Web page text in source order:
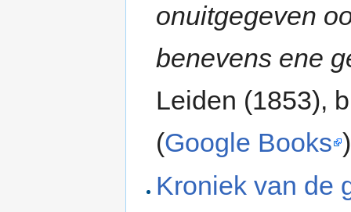
onuitgegeven
benevens ene
Leiden (1853),
(Google Books )
Kroniek van de